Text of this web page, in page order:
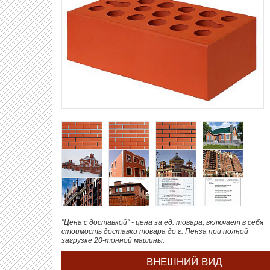
"Цена с доставкой" - цена за ед. товара, включает в себя
стоимость доставки товара до г. Пенза при полной
загрузке 20-тонной машины.
ВНЕШНИЙ ВИД